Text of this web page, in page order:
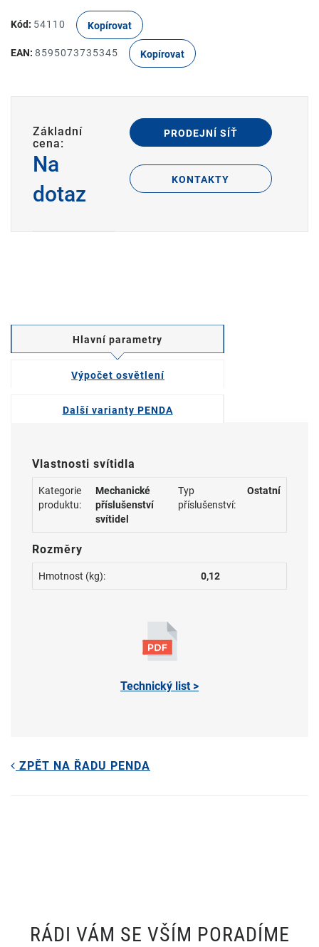
Kód: 54110 Kopírovat
EAN: 8595073735345 Kopírovat
Základní
cena:
Na
dotaz
PRODEJNÍ SÍŤ
KONTAKTY
Hlavní parametry
Výpočet osvětlení
Další varianty PENDA
Vlastnosti svítidla
Kategorie
produktu:
Mechanické
příslušenství
svítidel
Typ
příslušenství:
Ostatní
Rozměry
Hmotnost (kg): 0,12
Technický list >
ZPĚT NA ŘADU PENDA
RÁDI VÁM SE VŠÍM PORADÍME